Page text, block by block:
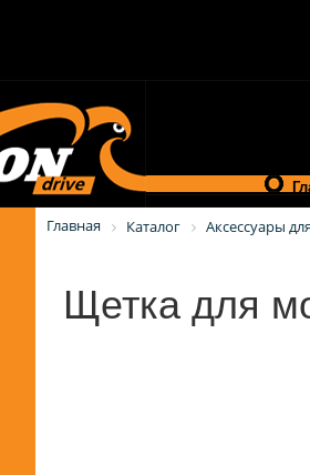
Главная Каталог Аксессуары
Щетка для